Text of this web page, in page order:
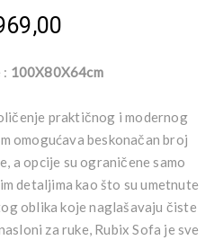
: 100X80X64cm
praktičnog i modernog
omogućava beskonačan broj
a opcije su ograničene samo
detaljima kao što su umetnute
oblika koje naglašavaju čiste
za ruke, Rubix Sofa je sve